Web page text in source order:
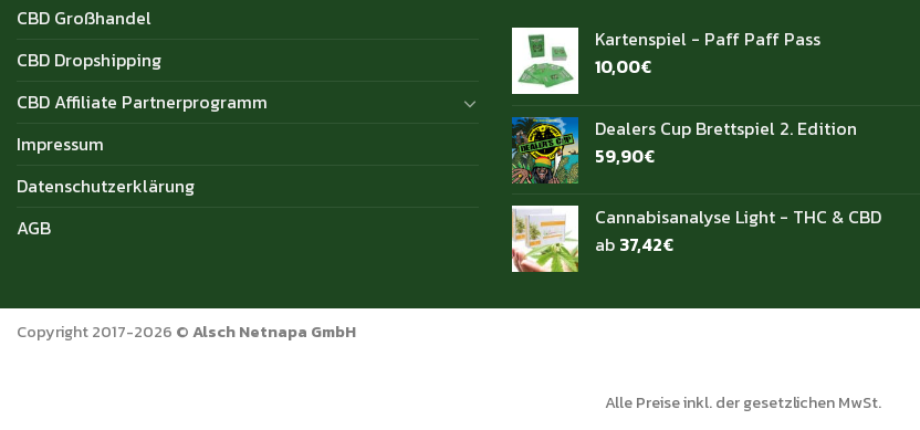
CBD Großhandel
CBD Dropshipping
CBD Affiliate Partnerprogramm
Impressum
Datenschutzerklärung
AGB
Kartenspiel - Paff Paff Pass
10,00€
Dealers Cup Brettspiel 2. Edition
59,90€
Cannabisanalyse Light - THC & CBD
ab 37,42€
Copyright 2017-2026 ©Alsch Netnapa GmbH
Alle Preise inkl. der gesetzlichen MwSt.